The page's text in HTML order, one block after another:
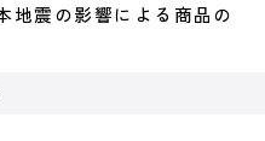
震の影響による商品の